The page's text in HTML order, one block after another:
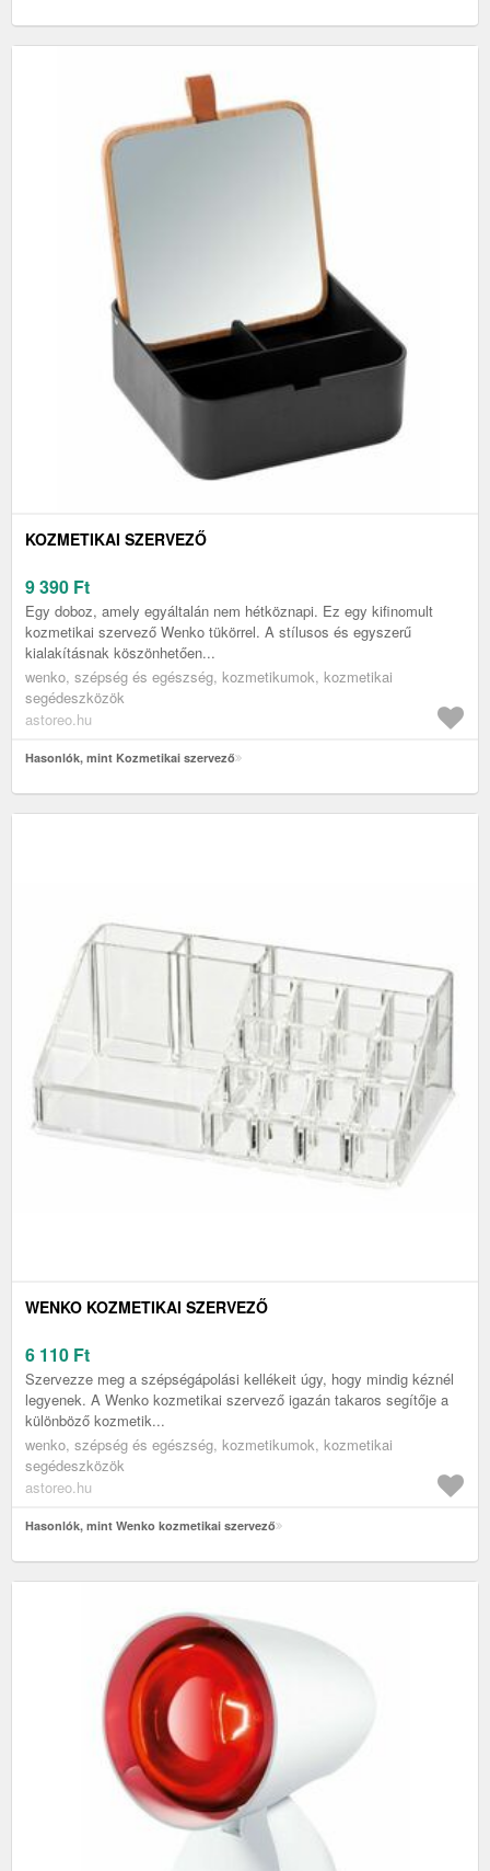
KOZMETIKAI SZERVEZŐ
9 390 Ft
Egy doboz, amely egyáltalán nem hétköznapi. Ez egy kifinomult
kozmetikai szervező Wenko tükörrel. A stílusos és egyszerű
kialakításnak köszönhetően...
wenko, szépség és egészség, kozmetikumok, kozmetikai
segédeszközök
astoreo.hu
Hasonlók, mint Kozmetikai szervező
WENKO KOZMETIKAI SZERVEZŐ
6 110 Ft
Szervezze meg a szépségápolási kellékeit úgy, hogy mindig kéznél
legyenek. A Wenko kozmetikai szervező igazán takaros segítője a
különböző kozmetik...
wenko, szépség és egészség, kozmetikumok, kozmetikai
segédeszközök
astoreo.hu
Hasonlók, mint Wenko kozmetikai szervező